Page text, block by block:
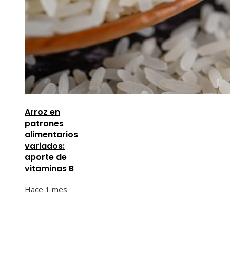
Arroz en
patrones
alimentarios
variados:
aporte de
vitaminas B
Hace 1 mes